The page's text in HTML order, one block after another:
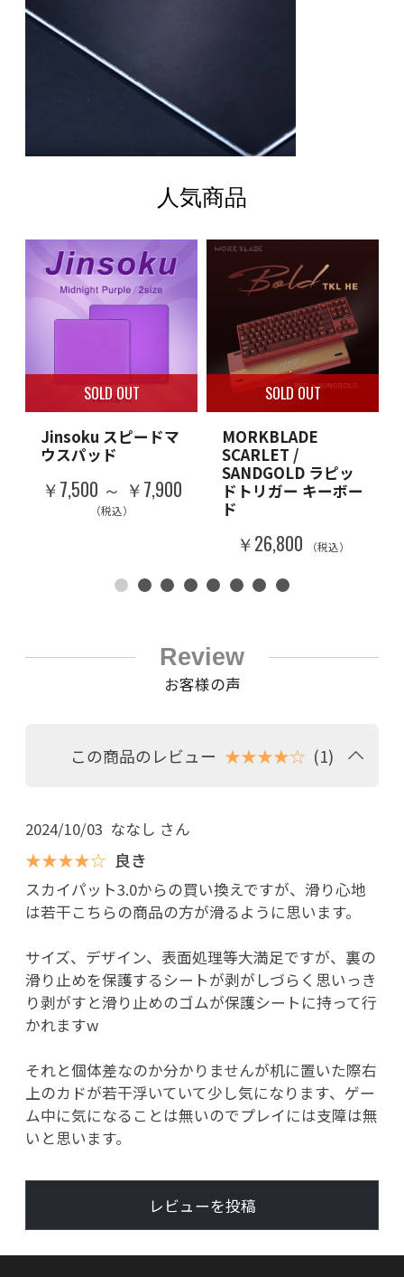
人気商品
SOLD OUT
Jinsoku スピードマ
ウスパッド
￥7,500 ～ ￥7,900
（税込）
SOLD OUT
MORKBLADE
SCARLET /
SANDGOLD ラピッ
ドトリガー キーボー
ド
￥26,800 （税込）
Review
お客様の声
この商品のレビュー ★★★★☆ (1)
2024/10/03 ななし さん
★★★★☆ 良き
スカイパット3.0からの買い換えですが、滑り心地
は若干こちらの商品の方が滑るように思います。
サイズ、デザイン、表面処理等大満足ですが、裏の
滑り止めを保護するシートが剥がしづらく思いっき
り剥がすと滑り止めのゴムが保護シートに持って行
かれますw
それと個体差なのか分かりませんが机に置いた際右
上のカドが若干浮いていて少し気になります、ゲー
ム中に気になることは無いのでプレイには支障は無
いと思います。
レビューを投稿